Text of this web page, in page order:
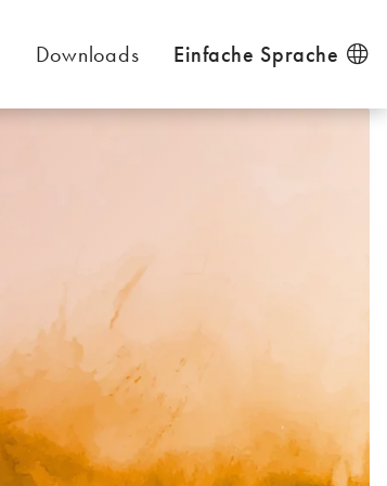
Downloads Einfache Sprache